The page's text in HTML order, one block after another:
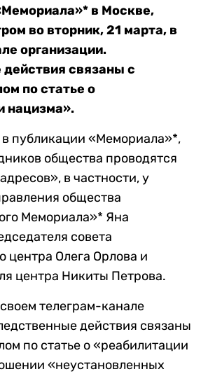
в Москве,
во вторник, 21 марта, в
организации.
связаны с
по статье о
нацизма».
в публикации «Мемориала»*,
общества проводятся
в частности, у
общества
Мемориала»* Яна
совета
центра Олега Орлова и
центра Никиты Петрова.
телеграм-канале
действия связаны
по статье о «реабилитации
«неустановленных